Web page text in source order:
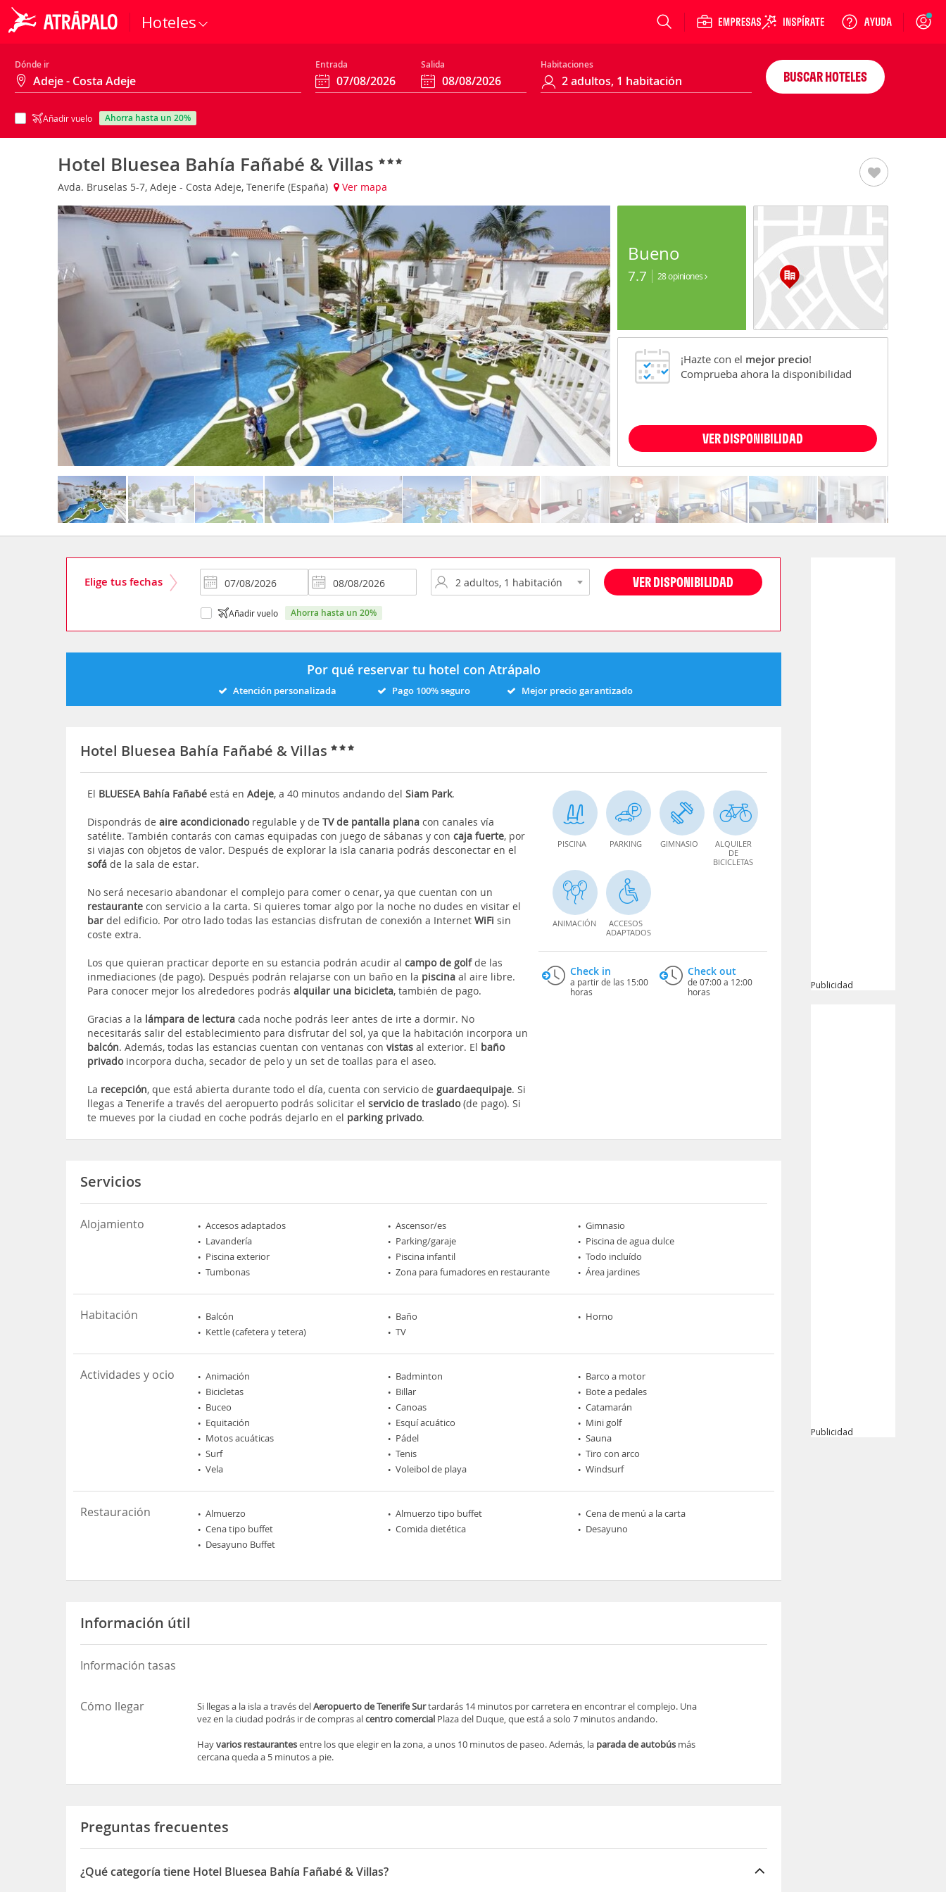
Hoteles Login
Dónde ir Entrada Salida Habitaciones
Añadir vuelo ahorra hasta un 20%
BUSCAR HOTELES
Hotel Bluesea Bahía Fañabé & Villas
Avda. Bruselas 5-7, Adeje - Costa Adeje, Tenerife (España) Ver mapa
Bueno
7.7 28 opiniones
¡Hazte con el mejor precio!
Comprueba ahora la disponibilidad
VER DISPONIBILIDAD
Elige tus fechas VER DISPONIBILIDAD
Añadir vuelo ahorra hasta un 20%
Por qué reservar tu hotel con Atrápalo
Atención personalizada Pago 100% seguro Mejor precio garantizado
Hotel Bluesea Bahía Fañabé & Villas
El BLUESEA Bahía Fañabé está enAdeje, a 40 minutos andando delSiam Park.
Dispondrás deaire acondicionadoregulable y deTV de pantalla plana con canales vía
satélite. También contarás con camas equipadas con juego de sábanas y concaja fuerte, por
si viajas con objetos de valor. Después de explorar la isla canaria podrás desconectar en el
sofá de la sala de estar.
No será necesario abandonar el complejo para comer o cenar, ya que cuentan con un
restaurante con servicio a la carta. Si quieres tomar algo por la noche no dudes en visitar el
bar del edificio. Por otro lado todas las estancias disfrutan de conexión a InternetWiFi sin
coste extra.
Los que quieran practicar deporte en su estancia podrán acudir alcampo de golfde las
inmediaciones (de pago). Después podrán relajarse con un baño en la piscina al aire libre.
Para conocer mejor los alrededores podrásalquilar una bicicleta, también de pago.
Gracias a la lámpara de lectura cada noche podrás leer antes de irte a dormir. No
necesitarás salir del establecimiento para disfrutar del sol, ya que la habitación incorpora un
balcón. Además, todas las estancias cuentan con ventanas convistas al exterior. El baño
privadoincorpora ducha, secador de pelo y un set de toallas para el aseo.
La recepción, que está abierta durante todo el día, cuenta con servicio de guardaequipaje. Si
llegas a Tenerife a través del aeropuerto podrás solicitar elservicio de traslado(de pago). Si
te mueves por la ciudad en coche podrás dejarlo en el parking privado.
PISCINA PARKING GIMNASIO
ALQUILER
DE
BICICLETAS
ANIMACIÓN
ACCESOS
ADAPTADOS
Check in
a partir de las 15:00
horas
Check out
de 07:00 a 12:00
horas
Servicios
Alojamiento Accesos adaptados Ascensor/es
Gimnasio
Lavandería
Parking/garaje
Piscina de agua dulce
Piscina exterior
Piscina infantil
Todo incluído
Tumbonas
Zona para fumadores en restaurante Área jardines
Habitación Balcón Baño
Horno
Kettle (cafetera y tetera)
TV
Actividades y ocio Animación Badminton
Barco a motor
Bicicletas
Billar
Bote a pedales
Buceo
Canoas
Catamarán
Equitación
Esquí acuático
Mini golf
Motos acuáticas
Pádel
Sauna
Surf
Tenis
Tiro con arco
Vela
Voleibol de playa Windsurf
Restauración Almuerzo Almuerzo tipo buffet
Cena de menú a la carta
Cena tipo buffet
Comida dietética
Desayuno
Desayuno Buffet
Información útil
Información tasas
Cómo llegar Si llegas a la isla a través delAeropuerto de Tenerife Surtardarás 14 minutos por carretera en encontrar el complejo. Una
vez en la ciudad podrás ir de compras alcentro comercial Plaza del Duque, que está a solo 7 minutos andando.
Hayvarios restaurantesentre los que elegir en la zona, a unos 10 minutos de paseo. Además, la parada de autobús más
cercana queda a 5 minutos a pie.
Preguntas frecuentes
¿Qué categoría tiene Hotel Bluesea Bahía Fañabé & Villas?
Publicidad
Publicidad